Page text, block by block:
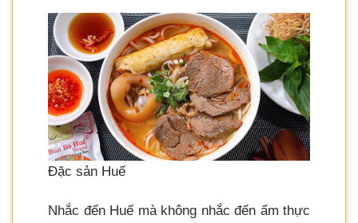
Đặc sản Huế
Nhắc đến Huế mà không nhắc đến ẩm thực